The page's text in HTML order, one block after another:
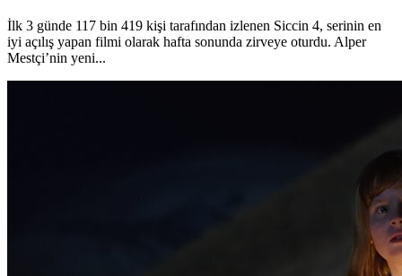
İlk 3 günde 117 bin 419 kişi tarafından izlenen Siccin 4, serinin en
iyi açılış yapan filmi olarak hafta sonunda zirveye oturdu. Alper
Mestçi’nin yeni...